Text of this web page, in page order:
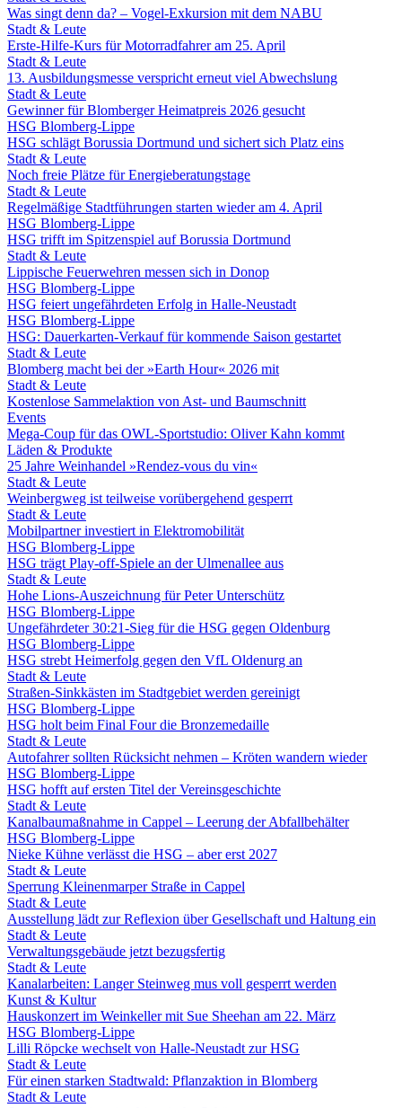
Was singt denn da? – Vogel-Exkursion mit dem NABU
Stadt & Leute
Erste-Hilfe-Kurs für Motorradfahrer am 25. April
Stadt & Leute
13. Ausbildungsmesse verspricht erneut viel Abwechslung
Stadt & Leute
Gewinner für Blomberger Heimatpreis 2026 gesucht
HSG Blomberg-Lippe
HSG schlägt Borussia Dortmund und sichert sich Platz eins
Stadt & Leute
Noch freie Plätze für Energieberatungstage
Stadt & Leute
Regelmäßige Stadtführungen starten wieder am 4. April
HSG Blomberg-Lippe
HSG trifft im Spitzenspiel auf Borussia Dortmund
Stadt & Leute
Lippische Feuerwehren messen sich in Donop
HSG Blomberg-Lippe
HSG feiert ungefährdeten Erfolg in Halle-Neustadt
HSG Blomberg-Lippe
HSG: Dauerkarten-Verkauf für kommende Saison gestartet
Stadt & Leute
Blomberg macht bei der »Earth Hour« 2026 mit
Stadt & Leute
Kostenlose Sammelaktion von Ast- und Baumschnitt
Events
Mega-Coup für das OWL-Sportstudio: Oliver Kahn kommt
Läden & Produkte
25 Jahre Weinhandel »Rendez-vous du vin«
Stadt & Leute
Weinbergweg ist teilweise vorübergehend gesperrt
Stadt & Leute
Mobilpartner investiert in Elektromobilität
HSG Blomberg-Lippe
HSG trägt Play-off-Spiele an der Ulmenallee aus
Stadt & Leute
Hohe Lions-Auszeichnung für Peter Unterschütz
HSG Blomberg-Lippe
Ungefährdeter 30:21-Sieg für die HSG gegen Oldenburg
HSG Blomberg-Lippe
HSG strebt Heimerfolg gegen den VfL Oldenurg an
Stadt & Leute
Straßen-Sinkkästen im Stadtgebiet werden gereinigt
HSG Blomberg-Lippe
HSG holt beim Final Four die Bronzemedaille
Stadt & Leute
Autofahrer sollten Rücksicht nehmen – Kröten wandern wieder
HSG Blomberg-Lippe
HSG hofft auf ersten Titel der Vereinsgeschichte
Stadt & Leute
Kanalbaumaßnahme in Cappel – Leerung der Abfallbehälter
HSG Blomberg-Lippe
Nieke Kühne verlässt die HSG – aber erst 2027
Stadt & Leute
Sperrung Kleinenmarper Straße in Cappel
Stadt & Leute
Ausstellung lädt zur Reflexion über Gesellschaft und Haltung ein
Stadt & Leute
Verwaltungsgebäude jetzt bezugsfertig
Stadt & Leute
Kanalarbeiten: Langer Steinweg mus voll gesperrt werden
Kunst & Kultur
Hauskonzert im Weinkeller mit Sue Sheehan am 22. März
HSG Blomberg-Lippe
Lilli Röpcke wechselt von Halle-Neustadt zur HSG
Stadt & Leute
Für einen starken Stadtwald: Pflanzaktion in Blomberg
Stadt & Leute